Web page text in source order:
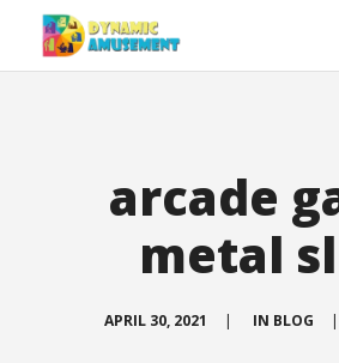
arcade
metal
APRIL 30, 2021 | IN BLOG |